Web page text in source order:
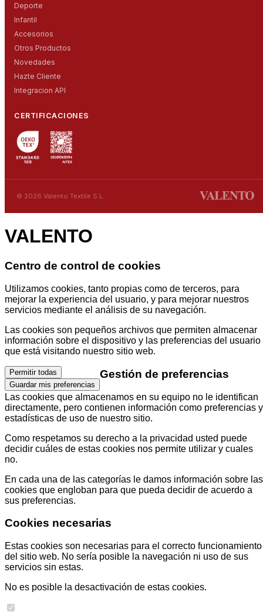
Deporte
Infantil
Accesorios
Otros Productos
Novedades
Hazte Cliente
Integracion API
CERTIFICACIONES
© 2026 Valento Textile S.L.
VALENTO
Centro de control de cookies
Utilizamos cookies, tanto propias como de terceros, para
mejorar la experiencia del usuario, y para mejorar nuestros
servicios mediante el análisis de su navegación.
Las cookies son pequeños archivos que permiten almacenar
información sobre el dispositivo y las preferencias del usuario
que está visitando nuestro sitio web.
Permitir todas
Guardar mis preferencias
Gestión de preferencias
Las cookies que almacenamos en su equipo no le identifican
directamente, pero contienen información como preferencias y
estadísticas de uso de nuestro sitio.
Como respetamos su derecho a la privacidad usted puede
decidir cuáles de estas cookies nos permite utilizar y cuales
no.
En cada una de las categorías le damos información sobre las
cookies que engloban para que pueda decidir de acuerdo a
sus preferencias.
Cookies necesarias
Estas cookies son necesarias para el correcto funcionamiento
del sitio web. No sería posible la navegación ni uso de sus
servicios sin estas.
No es posible la desactivación de estas cookies.